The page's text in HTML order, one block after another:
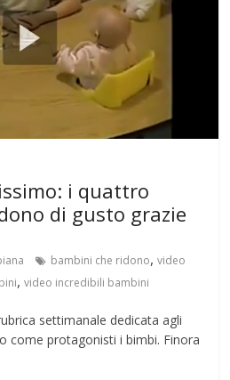
i quattro
di gusto grazie
bambini che ridono,video
,video incredibili bambini
settimanale dedicata agli
come protagonisti i bimbi. Finora